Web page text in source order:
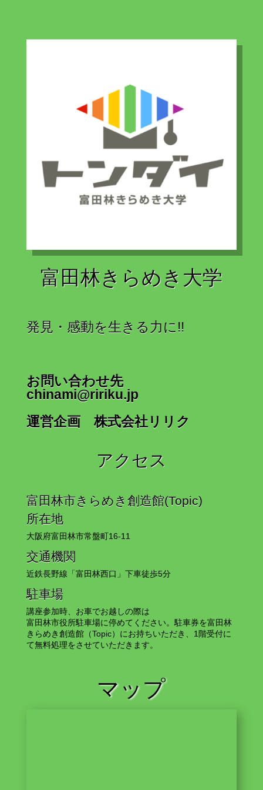
富田林きらめき大学
発見・感動を生きる力に!!
お問い合わせ先
chinami@ririku.jp
運営企画 株式会社リリク
アクセス
富田林市きらめき創造館(Topic)
所在地
大阪府富田林市常盤町16-11
交通機関
近鉄長野線「富田林西口」下車徒歩5分
駐車場
講座参加時、お車でお越しの際は
富田林市役所駐車場に停めてください。駐車券を富田林
きらめき創造館（Topic）にお持ちいただき、1階受付に
て無料処理をさせていただきます。
マップ